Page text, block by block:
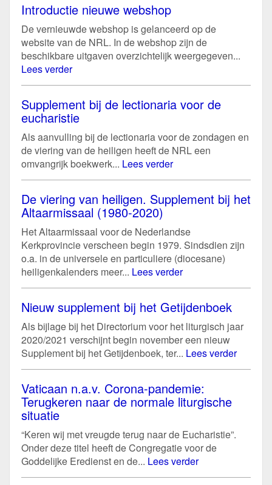
Introductie nieuwe webshop
De vernieuwde webshop is gelanceerd op de
website van de NRL. In de webshop zijn de
beschikbare uitgaven overzichtelijk weergegeven...
Lees verder
Supplement bij de lectionaria voor de
eucharistie
Als aanvulling bij de lectionaria voor de zondagen en
de viering van de heiligen heeft de NRL een
omvangrijk boekwerk... Lees verder
De viering van heiligen. Supplement bij het
Altaarmissaal (1980-2020)
Het Altaarmissaal voor de Nederlandse
Kerkprovincie verscheen begin 1979. Sindsdien zijn
o.a. in de universele en particuliere (diocesane)
heiligenkalenders meer... Lees verder
Nieuw supplement bij het Getijdenboek
Als bijlage bij het Directorium voor het liturgisch jaar
2020/2021 verschijnt begin november een nieuw
Supplement bij het Getijdenboek, ter... Lees verder
Vaticaan n.a.v. Corona-pandemie:
Terugkeren naar de normale liturgische
situatie
“Keren wij met vreugde terug naar de Eucharistie”.
Onder deze titel heeft de Congregatie voor de
Goddelijke Eredienst en de... Lees verder